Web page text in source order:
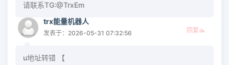
请联系TG:@TrxEm
trx能量机器人
发表于：2026-05-31 07:32:56 回复
u地址转错 【